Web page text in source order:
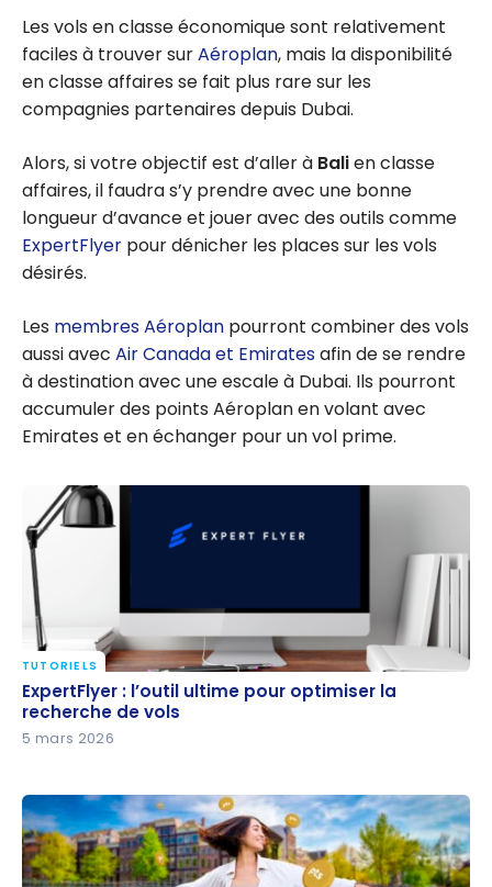
Les vols en classe économique sont relativement
faciles à trouver surAéroplan, mais la disponibilité
en classe affaires se fait plus rare sur les
compagnies partenaires depuis Dubai.
Alors, si votre objectif est d’aller à Balien classe
affaires, il faudra s’y prendre avec une bonne
longueur d’avance et jouer avec des outils comme
ExpertFlyer pour dénicher les places sur les vols
désirés.
Les membres Aéroplan pourront combiner des vols
aussi avec Air Canada et Emiratesafin de se rendre
à destination avec une escale à Dubai. Ils pourront
accumuler des points Aéroplan en volant avec
Emirates et en échanger pour un vol prime.
ExpertFlyer : l’outil ultime pour optimiser la
recherche de vols
TUTORIELS
ExpertFlyer : l’outil ultime pour optimiser la
recherche de vols
5 mars 2026